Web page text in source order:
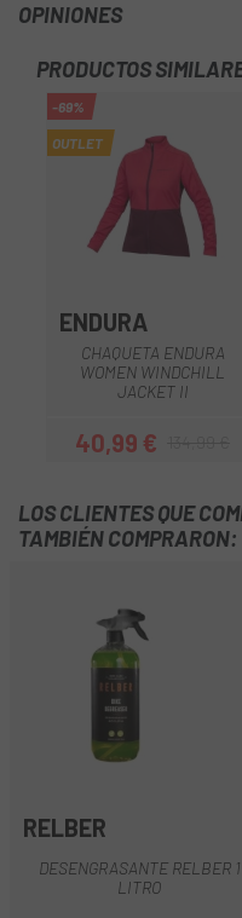
OPINIONES
PRODUCTOS
-69%
OUTLET
ENDURA
CHAQUETA ENDURA
WOMEN WINDCHILL
JACKET II
Precio
40,99 €Precio
LOS CLIENTES QUE
TAMBIÉN COMPRARON:
RELBER
DESENGRASANTE RELBER 1
LITRO